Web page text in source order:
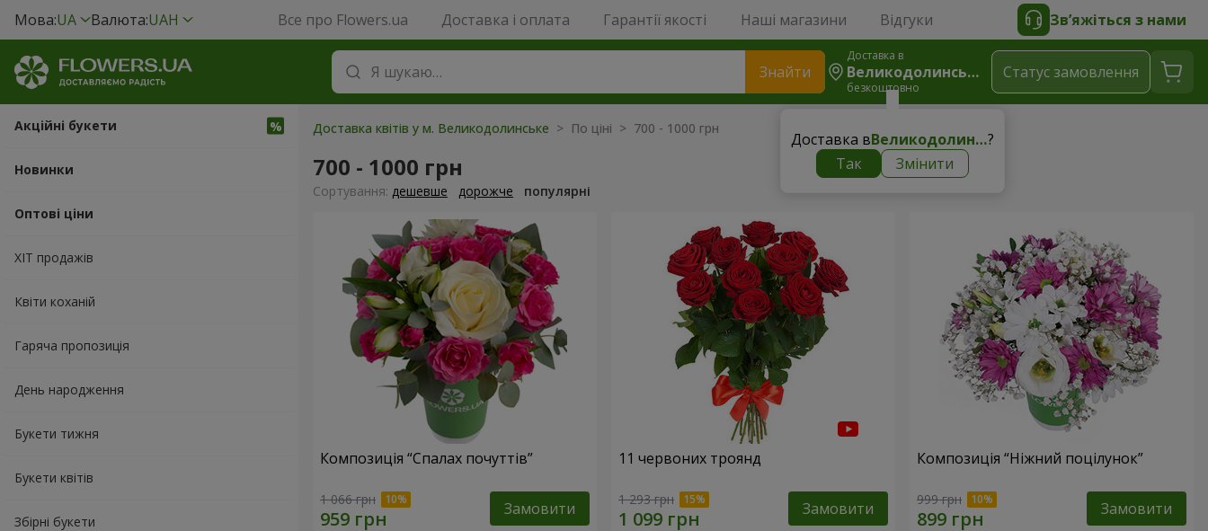
Мова:UA Валюта:UAH Все про Flowers.ua Доставка і оплата Гарантії якості Наші магазини Відгуки Зв’яжіться з нами
Знайти
Доставка в
Великодолинське
безкоштовно
Доставка в Великодолинське?
Так
Змінити
Статус замовлення
Акційні букети
Новинки
Оптові ціни
ХІТ продажів
Квіти коханій
Гаряча пропозиція
День народження
Букети тижня
Букети квітів
Збірні букети
Доставка квітів у м. Великодолинське > По ціні > 700 - 1000 грн
700 - 1000 грн
Сортування: дешевше дорожче популярні
Композиція “Спалах почуттів”
1 066 грн Замовити
11 червоних троянд
1 293 грн Замовити
Композиція “Ніжний поцілунок”
999 грн Замовити